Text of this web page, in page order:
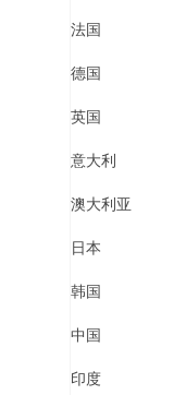
法国
德国
英国
意大利
澳大利亚
日本
韩国
中国
印度